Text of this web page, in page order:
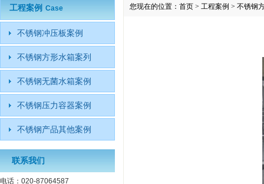
您现在的位置： 首页 > 工程案例 > 不锈钢
工程案例 Case
不锈钢冲压板案例
不锈钢方形水箱案列
不锈钢无菌水箱案例
不锈钢压力容器案例
不锈钢产品其他案例
联系我们
电话：020-87064587